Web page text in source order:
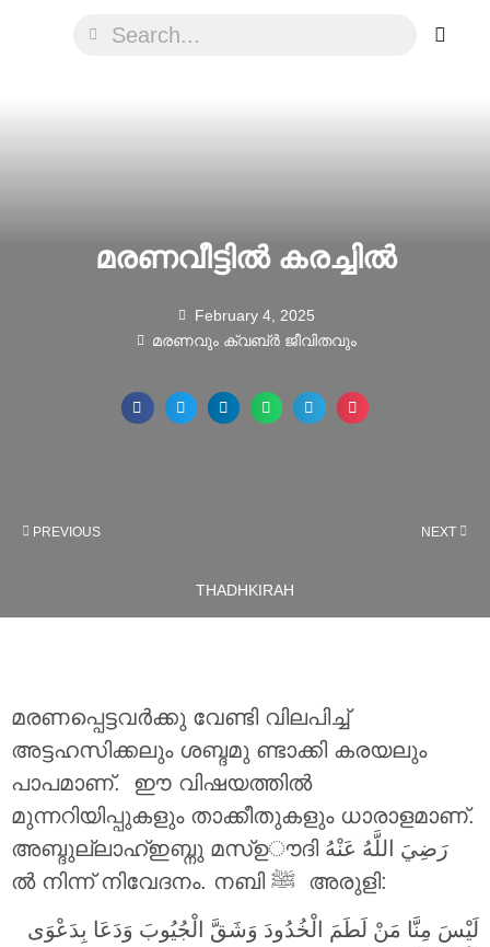
മരണവീട്ടിൽ കരച്ചിൽ
February 4, 2025
മരണവും ക്വബ്ർ ജീവിതവും
PREVIOUS NEXT
THADHKIRAH
മരണപ്പെട്ടവർക്കു വേണ്ടി വിലപിച്ച്
അട്ടഹസിക്കലും ശബ്ദമു ണ്ടാക്കി കരയലും
പാപമാണ്. ഈ വിഷയത്തിൽ
മുന്നറിയിപ്പുകളും താക്കീതുകളും ധാരാളമാണ്.
അബ്ദുല്ലാഹ്ഇബ്നു മസ്ഉൗദി رَضِيَ اللَّهُ عَنْهُ
ൽ നിന്ന് നിവേദനം. നബി ‎ﷺ അരുളി:
لَيْسَ مِنَّا مَنْ لَطَمَ الْخُدُودَ وَشَقَّ الْجُيُوبَ وَدَعَا بِدَعْوَى